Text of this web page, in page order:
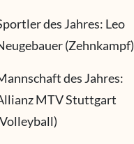
des Jahres: Leo
(Zehnkampf)
des Jahres:
MTV Stuttgart